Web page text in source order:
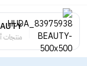
منتجات